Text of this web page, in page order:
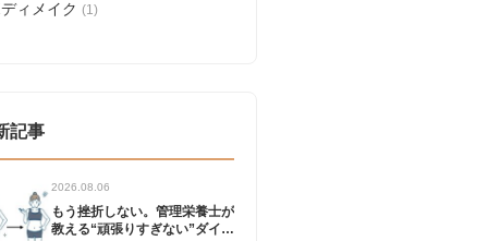
ィメイク (1)
記事
2026.08.06
もう挫折しない。管理栄養士が
教える“頑張りすぎない”ダイエ